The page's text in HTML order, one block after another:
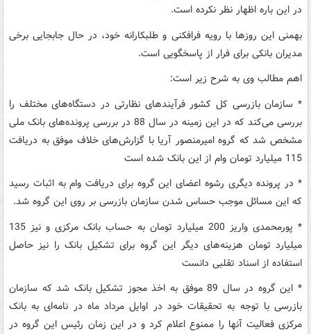
در این باره اظهار نظر نکرده است.
بهمنی این روزها با رویه فرافکنی و طلبکارانه خود، در حال جابجایی برخی
مدیران بانکی برای فرار از پاسخگویی است.
اهم مطالب وی به شرح زیر است:
* سازمان بازرسی کل کشور فرآیندهای نظارتی در دستگاه‌های مختلف را
بررسی می‌کند که در این زمینه در سال 88 در بررسی پرونده‌های بانک ملی
مشخص شد که گروه امیرمنصور آریا با گزارش‌های خلاف موفق به دریافت
115 میلیارد تومان وام از این بانک شده است
* در پرونده‌ دیگری رشوه اعضای این گروه برای دریافت وام به اثبات رسید
که این مسائل موجب حساس شدن سازمان بازرسی بر روی این گروه شد.
* پورمحمدی واریز 200 میلیارد تومان به حساب بانک مرکزی و نیز 135
میلیارد تومان هزینه‌های دیگر این گروه برای تشکیل بانک را نیز حاصل
استفاده از اسناد تقلبی دانست
* این گروه در سال 89 موفق به اخذ مجوز تشکیل بانک شد که سازمان
بازرسی با توجه به تحقیقات خود در اوایل مرداد ماه در نامه‌ای به بانک
مرکزی فعالیت آنها را ممنوع اعلام کرد و در این زمان رئیس این گروه در